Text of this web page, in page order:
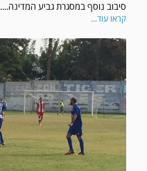
סיבוב נוסף במסגרת גביע המדינה....
קראו עוד...